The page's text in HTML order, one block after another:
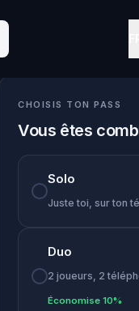
CHOISIS TON PASS
Vous êtes
Solo
Juste toi, sur ton
Duo
2 joueurs, 2
Économise 10%